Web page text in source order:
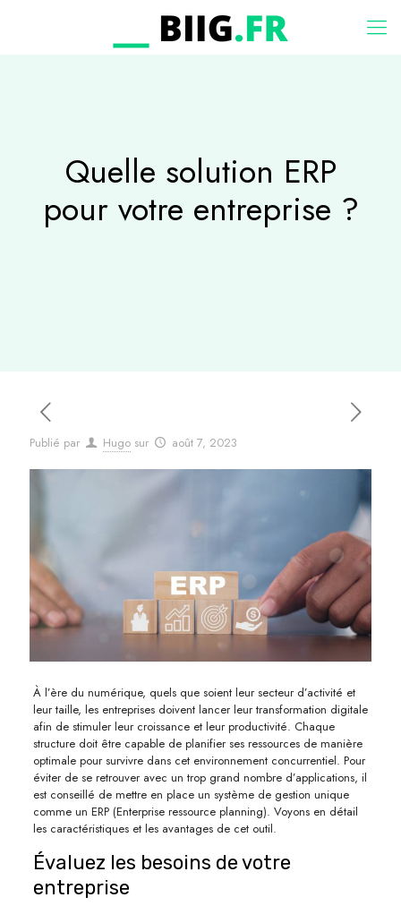
Quelle solution ERP
pour votre entreprise ?
Publié par Hugo sur août 7, 2023
À l’ère du numérique, quels que soient leur secteur d’activité et
leur taille, les entreprises doivent lancer leur transformation digitale
afin de stimuler leur croissance et leur productivité. Chaque
structure doit être capable de planifier ses ressources de manière
optimale pour survivre dans cet environnement concurrentiel. Pour
éviter de se retrouver avec un trop grand nombre d’applications, il
est conseillé de mettre en place un système de gestion unique
comme un ERP (Enterprise ressource planning). Voyons en détail
les caractéristiques et les avantages de cet outil.
Évaluez les besoins de votre
entreprise